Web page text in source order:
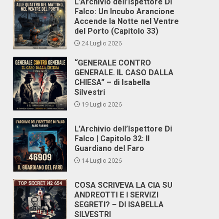
Falco: Un Incubo Arancione
Accende la Notte nel Ventre
del Porto (Capitolo 33)
24 Luglio 2026
“GENERALE CONTRO
GENERALE. IL CASO DALLA
CHIESA” – di Isabella
Silvestri
19 Luglio 2026
L’Archivio dell’Ispettore Di
Falco | Capitolo 32: Il
Guardiano del Faro
14 Luglio 2026
COSA SCRIVEVA LA CIA SU
ANDREOTTI E I SERVIZI
SEGRETI? – DI ISABELLA
SILVESTRI